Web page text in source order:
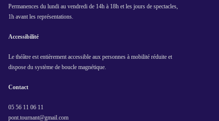
Permanences du lundi au vendredi de 14h à 18h et les jours de spectacles,
1h avant les représentations.
Accessibilité
Le théâtre est entièrement accessible aux personnes à mobilité réduite et
dispose du système de boucle magnétique.
Contact
05 56 11 06 11
pont.tournant@gmail.com